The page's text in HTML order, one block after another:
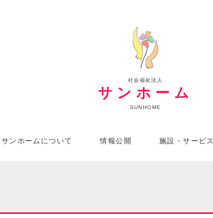
社会福祉法人
サンホーム
SUNHOME
サンホームについて 情報公開 施設・サービス